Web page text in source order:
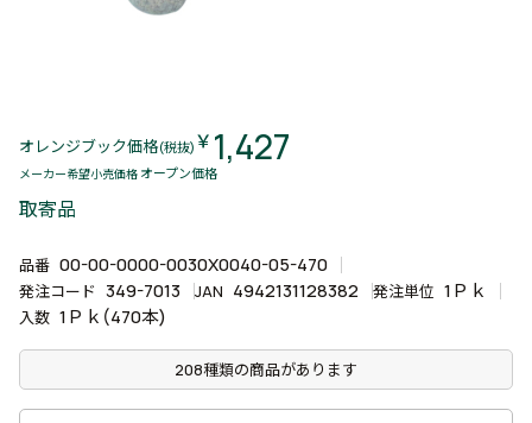
オレンジブック価格(税抜) ￥ 1,427
メーカー希望小売価格 オープン価格
取寄品
品番 00-00-0000-0030X0040-05-470
発注コード 349-7013 JAN 4942131128382 発注単位 1Ｐｋ
入数 1Ｐｋ(470本)
208種類の商品があります